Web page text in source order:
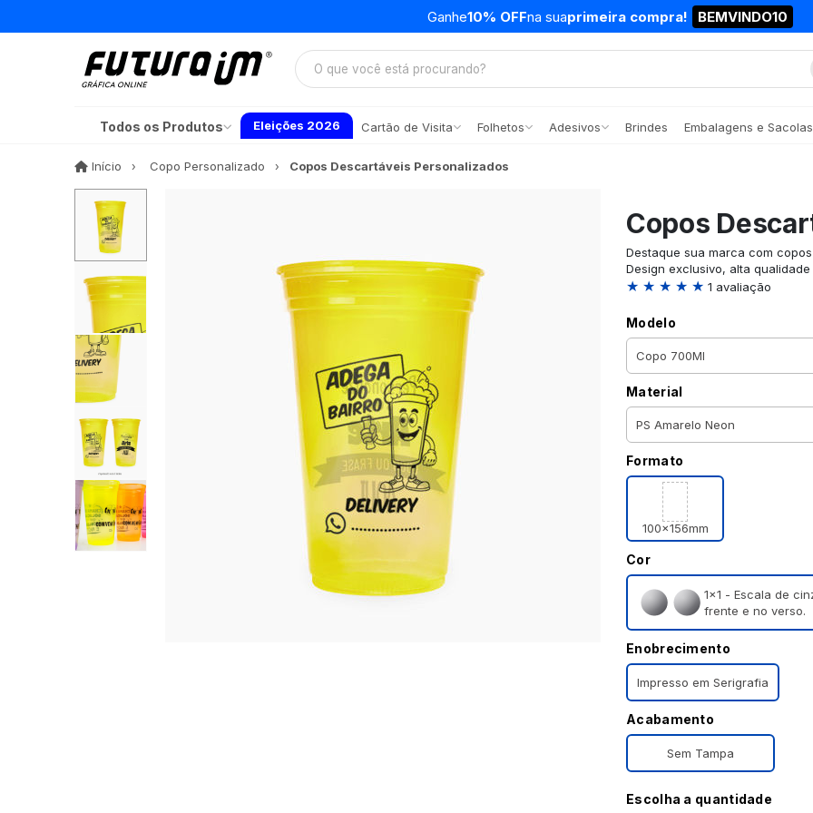
Ganhe10% OFFna suaprimeira compra! BEMVINDO10
Todos os Produtos Eleições 2026 Cartão de Visita Folhetos Adesivos Brindes Embalagens e Sacolas
Início InícioCopo Personalizado Copos Descartáveis Personalizados
Copos
Destaque sua marca com
Design exclusivo, alta
★ ★ ★ ★ ★ 1 avaliação
Modelo
Material
Formato
100x156mm
Cor
1×1 - Escala de
frente e no verso.
Enobrecimento
Impresso em Serigrafia
Acabamento
Sem Tampa
Escolha a quantidade